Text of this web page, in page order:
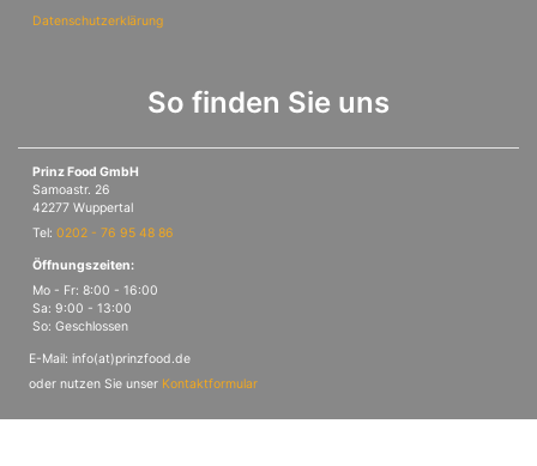
Datenschutzerklärung
So finden Sie uns
Prinz Food GmbH
Samoastr. 26
42277 Wuppertal
Tel: 0202 - 76 95 48 86
Öffnungszeiten:
Mo - Fr: 8:00 - 16:00
Sa: 9:00 - 13:00
So: Geschlossen
E-Mail: info(at)prinzfood.de
oder nutzen Sie unser Kontaktformular